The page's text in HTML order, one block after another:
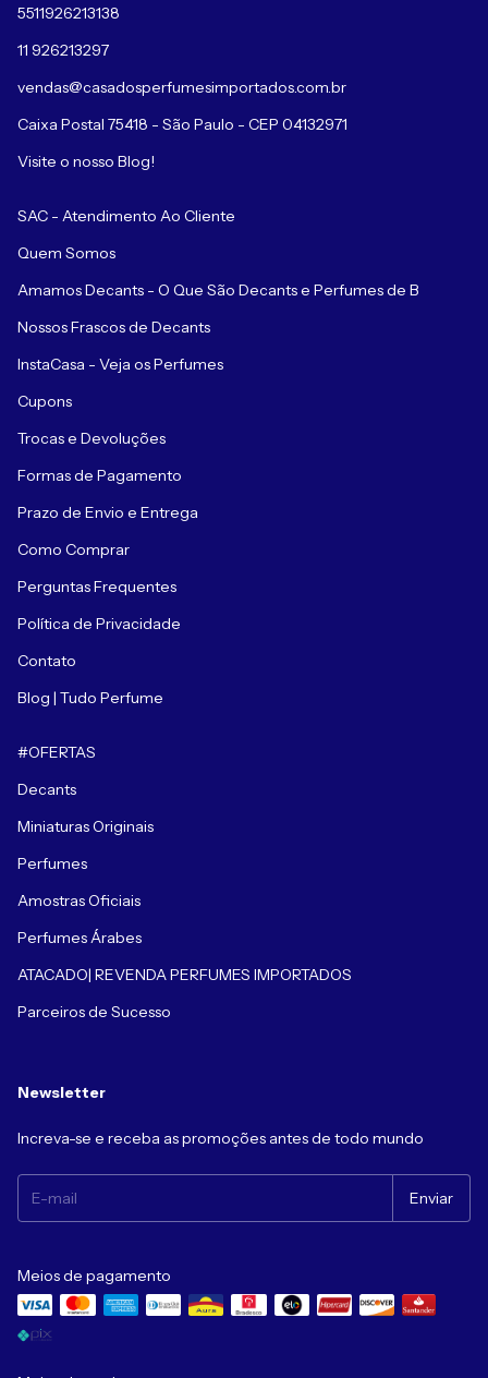
5511926213138
11 926213297
vendas@casadosperfumesimportados.com.br
Caixa Postal 75418 - São Paulo - CEP 04132971
Visite o nosso Blog!
SAC - Atendimento Ao Cliente
Quem Somos
Amamos Decants - O Que São Decants e Perfumes de B
Nossos Frascos de Decants
InstaCasa - Veja os Perfumes
Cupons
Trocas e Devoluções
Formas de Pagamento
Prazo de Envio e Entrega
Como Comprar
Perguntas Frequentes
Política de Privacidade
Contato
Blog | Tudo Perfume
#OFERTAS
Decants
Miniaturas Originais
Perfumes
Amostras Oficiais
Perfumes Árabes
ATACADO| REVENDA PERFUMES IMPORTADOS
Parceiros de Sucesso
Newsletter
Increva-se e receba as promoções antes de todo mundo
Meios de pagamento